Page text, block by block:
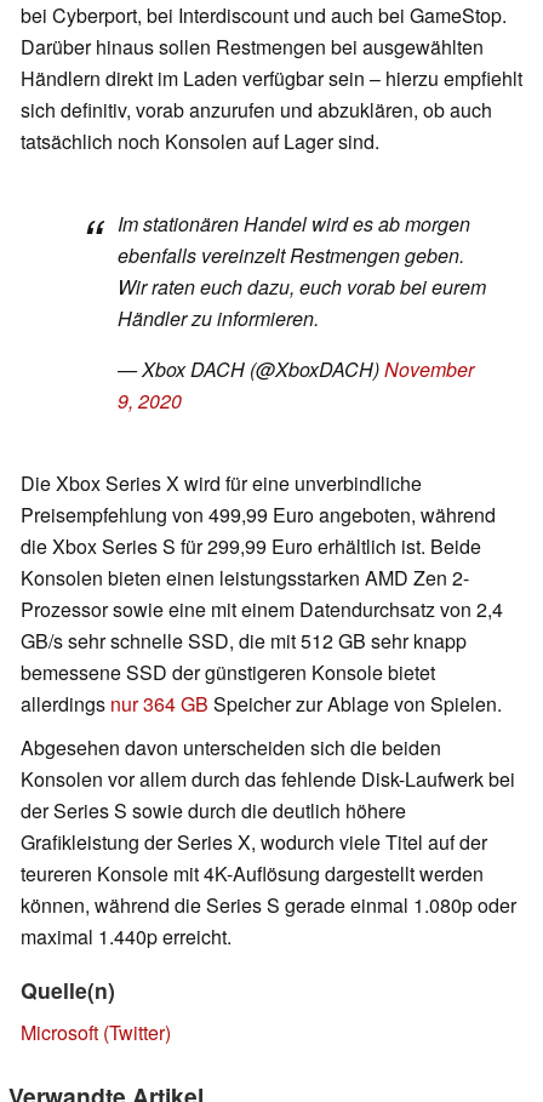
bei Cyberport, bei Interdiscount und auch bei GameStop.
Darüber hinaus sollen Restmengen bei ausgewählten
Händlern direkt im Laden verfügbar sein – hierzu empfiehlt
sich definitiv, vorab anzurufen und abzuklären, ob auch
tatsächlich noch Konsolen auf Lager sind.
Im stationären Handel wird es ab morgen
ebenfalls vereinzelt Restmengen geben.
Wir raten euch dazu, euch vorab bei eurem
Händler zu informieren.
— Xbox DACH (@XboxDACH)November
9, 2020
Die Xbox Series X wird für eine unverbindliche
Preisempfehlung von 499,99 Euro angeboten, während
die Xbox Series S für 299,99 Euro erhältlich ist. Beide
Konsolen bieten einen leistungsstarken AMD Zen 2-
Prozessor sowie eine mit einem Datendurchsatz von 2,4
GB/s sehr schnelle SSD, die mit 512 GB sehr knapp
bemessene SSD der günstigeren Konsole bietet
allerdings nur 364 GB Speicher zur Ablage von Spielen.
Abgesehen davon unterscheiden sich die beiden
Konsolen vor allem durch das fehlende Disk-Laufwerk bei
der Series S sowie durch die deutlich höhere
Grafikleistung der Series X, wodurch viele Titel auf der
teureren Konsole mit 4K-Auflösung dargestellt werden
können, während die Series S gerade einmal 1.080p oder
maximal 1.440p erreicht.
Quelle(n)
Microsoft (Twitter)